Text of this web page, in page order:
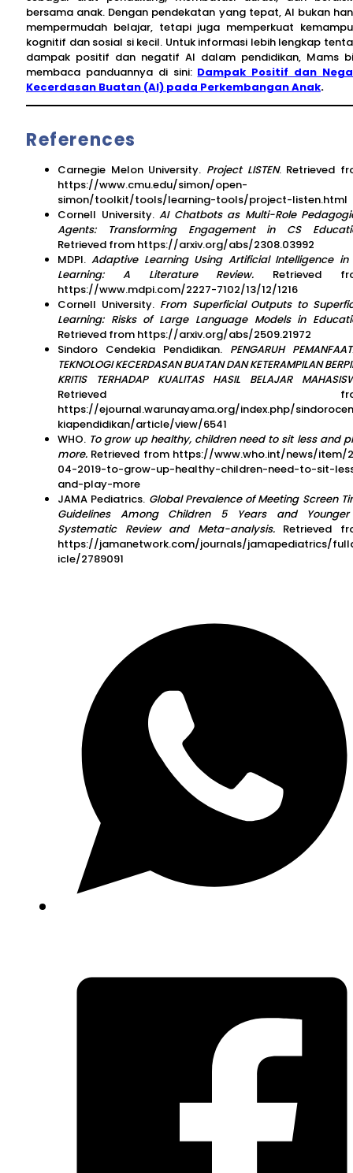
bersama anak. Dengan pendekatan yang tepat, AI bukan
mempermudah belajar, tetapi juga memperkuat
kognitif dan sosial si kecil. Untuk informasi lebih lengkap
dampak positif dan negatif AI dalam pendidikan, Mams
membaca panduannya di sini: Dampak Positif dan
Kecerdasan Buatan (AI) pada Perkembangan Anak.
References
Carnegie Melon University. Project LISTEN. Retrieved
https://www.cmu.edu/simon/open-
simon/toolkit/tools/learning-tools/project-listen.html
Cornell University. AI Chatbots as Multi-Role
Agents: Transforming Engagement in CS
Retrieved from https://arxiv.org/abs/2308.03992
MDPI.Adaptive Learning Using Artificial Intelligence
Learning: A Literature Review. Retrieved
https://www.mdpi.com/2227-7102/13/12/1216
Cornell University. From Superficial Outputs to
Learning: Risks of Large Language Models in
Retrieved from https://arxiv.org/abs/2509.21972
Sindoro Cendekia Pendidikan. PENGARUH
TEKNOLOGI KECERDASAN BUATAN DAN KETERAMPILAN
KRITIS TERHADAP KUALITAS HASIL BELAJAR
Retrieved
https://ejournal.warunayama.org/index.php/
kiapendidikan/article/view/6541
WHO. To grow up healthy, children need to sit less and
more. Retrieved from https://www.who.int/news/item/
04-2019-to-grow-up-healthy-children-need-to-sit-
and-play-more
JAMA Pediatrics. Global Prevalence of Meeting Screen
Guidelines Among Children 5 Years and
Systematic Review and Meta-analysis. Retrieved
https://jamanetwork.com/journals/jamapediatrics/
icle/2789091